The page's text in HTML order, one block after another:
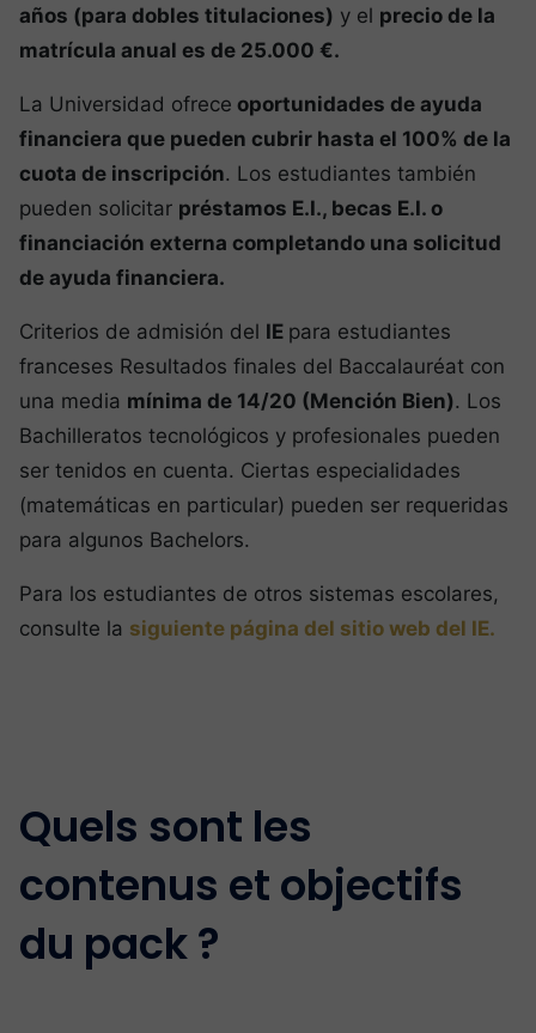
años (para dobles titulaciones) y el precio de la
matrícula anual es de 25.000 €.
La Universidad ofrece oportunidades de ayuda
financiera que pueden cubrir hasta el 100% de la
cuota de inscripción. Los estudiantes también
pueden solicitar préstamos E.I., becas E.I. o
financiación externa completando una solicitud
de ayuda financiera.
Criterios de admisión del IE para estudiantes
franceses Resultados finales del Baccalauréat con
una media mínima de 14/20 (Mención Bien). Los
Bachilleratos tecnológicos y profesionales pueden
ser tenidos en cuenta. Ciertas especialidades
(matemáticas en particular) pueden ser requeridas
para algunos Bachelors.
Para los estudiantes de otros sistemas escolares,
consulte la siguiente página del sitio web del IE.
Quels sont les
contenus et objectifs
du pack ?